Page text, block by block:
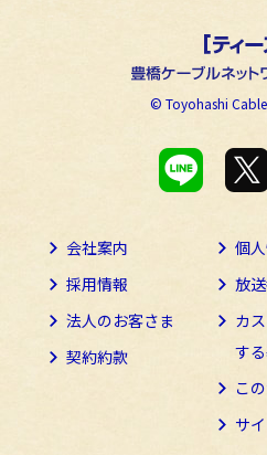
© Toyohashi
会社案内
採用情報
法人のお客さま
契約約款
個
放
カ
す
こ
サ